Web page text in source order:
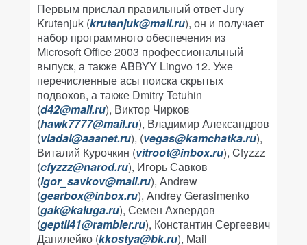
Первым прислал правильный ответ Jury
Krutenjuk (krutenjuk@mail.ru), он и получает
набор программного обеспечения из
Microsoft Office 2003 профессиональный
выпуск, а также ABBYY Lingvo 12. Уже
перечисленные асы поиска скрытых
подвохов, а также Dmitry Tetuhin
(d42@mail.ru), Виктор Чирков
(hawk7777@mail.ru), Владимир Александров
(vladal@aaanet.ru), (vegas@kamchatka.ru),
Виталий Курочкин (vitroot@inbox.ru), Cfyzzz
(cfyzzz@narod.ru), Игорь Савков
(igor_savkov@mail.ru), Andrew
(gearbox@inbox.ru), Andrey Gerasimenko
(gak@kaluga.ru), Семен Ахвердов
(geptil41@rambler.ru), Константин Сергеевич
Данилейко (kkostya@bk.ru), Mail